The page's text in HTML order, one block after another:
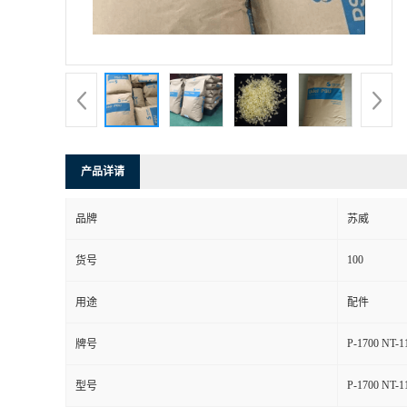
产品详请
品牌 苏威
货号 100
用途 配件
牌号 P-1700 NT-
型号 P-1700 NT-